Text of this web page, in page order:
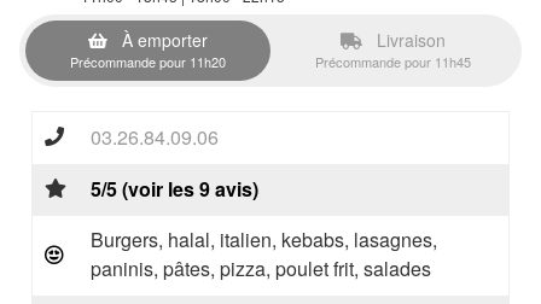
À emporter
Précommande pour 11h20
Livraison
Précommande pour 11h45
03.26.84.09.06
5/5 (voir les 9 avis)
Burgers, halal, italien, kebabs, lasagnes,
paninis, pâtes, pizza, poulet frit, salades